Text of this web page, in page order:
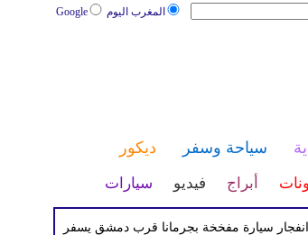
المغرب اليوم Google
سياحة وسفر ديكور
أبراج فيديو سيارات
مفخخة بجرمانا قرب دمشق يسفر عن قتيلين و13 مصاباً